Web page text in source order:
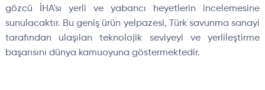
gözcü İHA'sı yerli ve yabancı heyetlerin incelemesine
sunulacaktır. Bu geniş ürün yelpazesi, Türk savunma sanayi
tarafından ulaşılan teknolojik seviyeyi ve yerlileştirme
başarısını dünya kamuoyuna göstermektedir.